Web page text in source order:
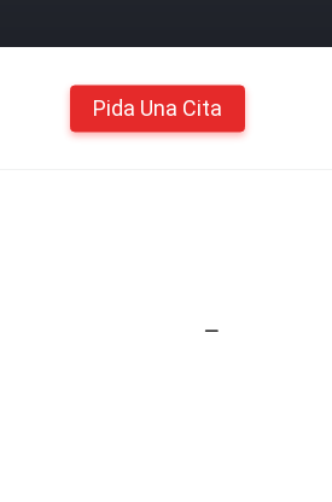
Pida Una Cita